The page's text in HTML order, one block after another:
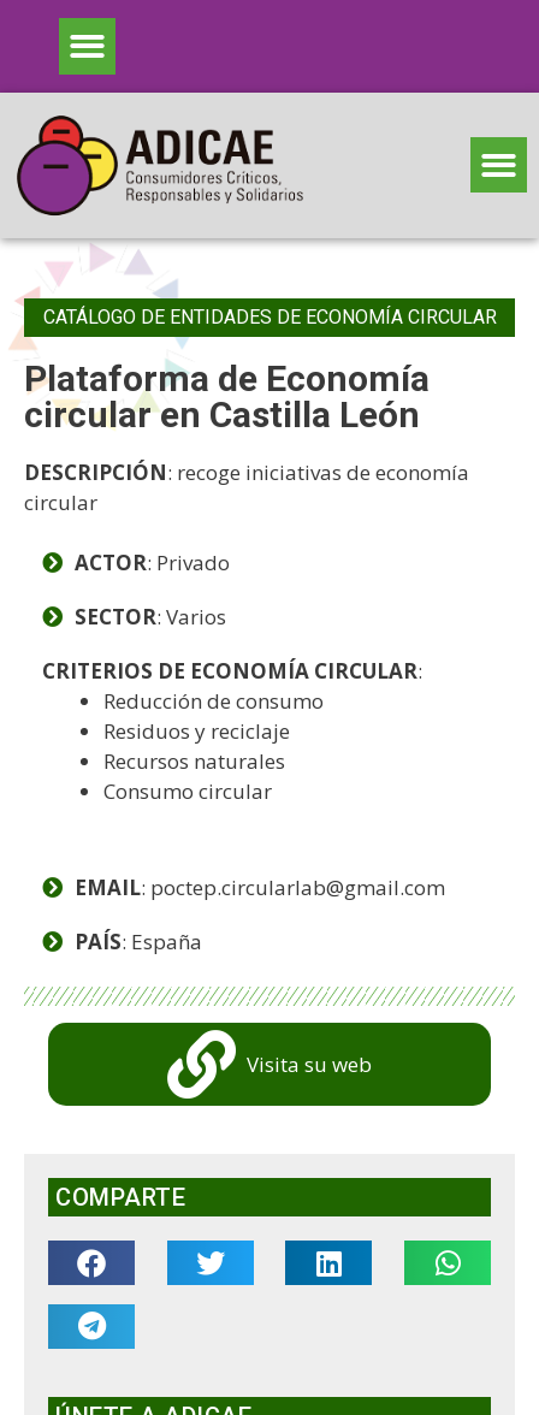
CATÁLOGO DE ENTIDADES DE ECONOMÍA CIRCULAR
Plataforma de Economía
circular en Castilla León
DESCRIPCIÓN: recoge iniciativas de economía
circular
ACTOR: Privado
SECTOR: Varios
CRITERIOS DE ECONOMÍA CIRCULAR:
Reducción de consumo
Residuos y reciclaje
Recursos naturales
Consumo circular
EMAIL: poctep.circularlab@gmail.com
PAÍS: España
Visita su web
COMPARTE